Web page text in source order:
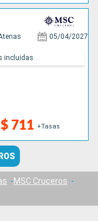
05/04/2027
711 +Tasas
incluidas
MSC Cruceros